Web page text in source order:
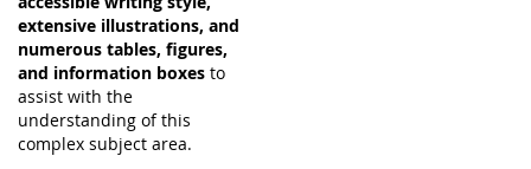
extensive illustrations, and
numerous tables, figures,
and information boxes to
assist with the
understanding of this
complex subject area.